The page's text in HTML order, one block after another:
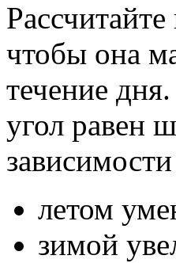
чтобы она
течение
угол равен
летом
зимой